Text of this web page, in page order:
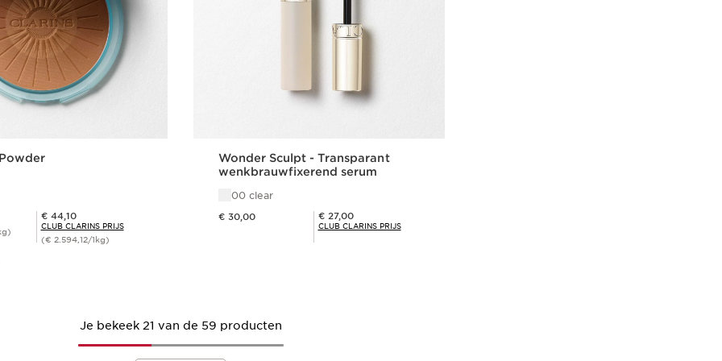
Club Clarins Prijs € 44,10
€ 44,10
CLUB CLARINS PRIJS
(€ 2.594,12/1kg)
Wonder Sculpt - Transparant
wenkbrauwfixerend serum
00 clear
€ 30,00 Club Clarins Prijs € 27,00
€ 27,00
CLUB CLARINS PRIJS
Je bekeek 21 van de 59 producten